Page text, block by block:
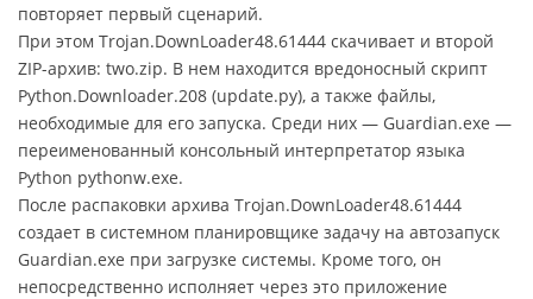
повторяет первый сценарий.
При этом Trojan.DownLoader48.61444 скачивает и второй
ZIP-архив: two.zip. В нем находится вредоносный скрипт
Python.Downloader.208 (update.py), а также файлы,
необходимые для его запуска. Среди них — Guardian.exe —
переименованный консольный интерпретатор языка
Python pythonw.exe.
После распаковки архива Trojan.DownLoader48.61444
создает в системном планировщике задачу на автозапуск
Guardian.exe при загрузке системы. Кроме того, он
непосредственно исполняет через это приложение